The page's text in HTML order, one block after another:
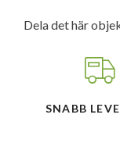
Dela det här
SNABB